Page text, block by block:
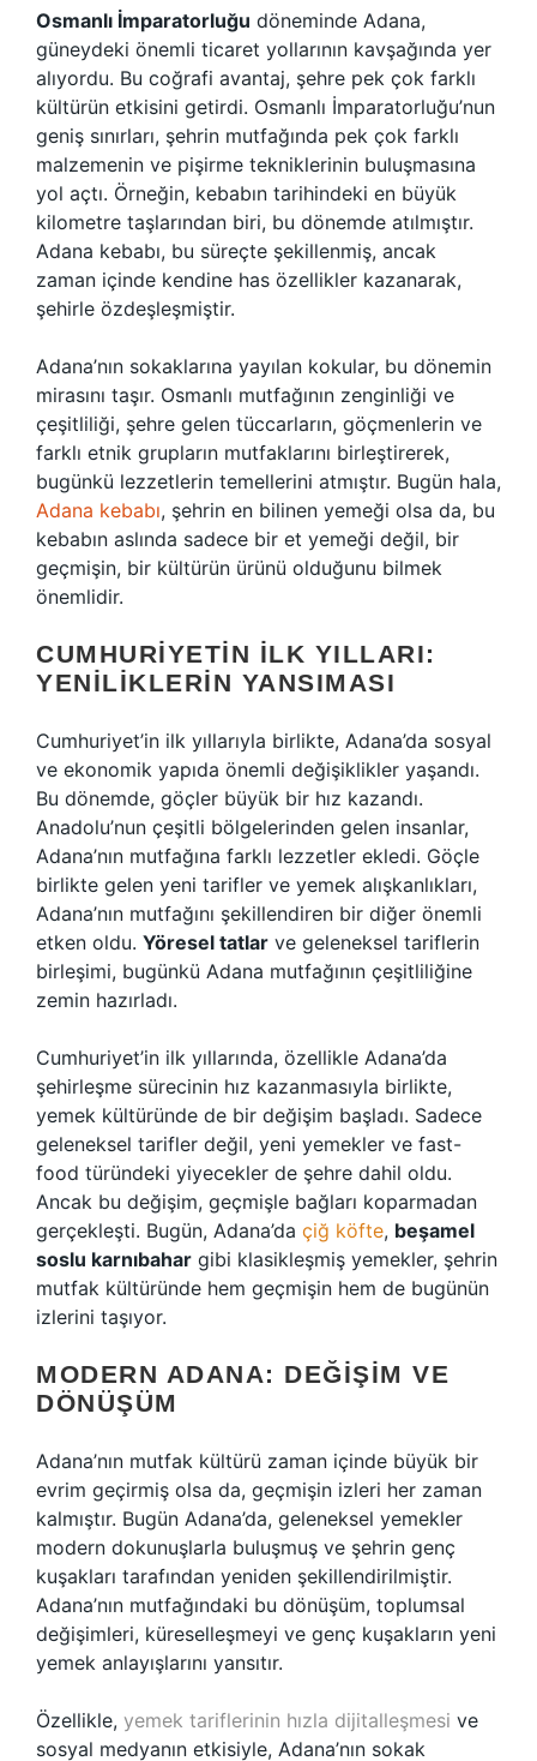
Osmanlı İmparatorluğu döneminde Adana,
güneydeki önemli ticaret yollarının kavşağında yer
alıyordu. Bu coğrafi avantaj, şehre pek çok farklı
kültürün etkisini getirdi. Osmanlı İmparatorluğu’nun
geniş sınırları, şehrin mutfağında pek çok farklı
malzemenin ve pişirme tekniklerinin buluşmasına
yol açtı. Örneğin, kebabın tarihindeki en büyük
kilometre taşlarından biri, bu dönemde atılmıştır.
Adana kebabı, bu süreçte şekillenmiş, ancak
zaman içinde kendine has özellikler kazanarak,
şehirle özdeşleşmiştir.
Adana’nın sokaklarına yayılan kokular, bu dönemin
mirasını taşır. Osmanlı mutfağının zenginliği ve
çeşitliliği, şehre gelen tüccarların, göçmenlerin ve
farklı etnik grupların mutfaklarını birleştirerek,
bugünkü lezzetlerin temellerini atmıştır. Bugün hala,
Adana kebabı, şehrin en bilinen yemeği olsa da, bu
kebabın aslında sadece bir et yemeği değil, bir
geçmişin, bir kültürün ürünü olduğunu bilmek
önemlidir.
CUMHURIYETIN İLK YILLARI:
YENILIKLERIN YANSIMASI
Cumhuriyet’in ilk yıllarıyla birlikte, Adana’da sosyal
ve ekonomik yapıda önemli değişiklikler yaşandı.
Bu dönemde, göçler büyük bir hız kazandı.
Anadolu’nun çeşitli bölgelerinden gelen insanlar,
Adana’nın mutfağına farklı lezzetler ekledi. Göçle
birlikte gelen yeni tarifler ve yemek alışkanlıkları,
Adana’nın mutfağını şekillendiren bir diğer önemli
etken oldu. Yöresel tatlar ve geleneksel tariflerin
birleşimi, bugünkü Adana mutfağının çeşitliliğine
zemin hazırladı.
Cumhuriyet’in ilk yıllarında, özellikle Adana’da
şehirleşme sürecinin hız kazanmasıyla birlikte,
yemek kültüründe de bir değişim başladı. Sadece
geleneksel tarifler değil, yeni yemekler ve fast-
food türündeki yiyecekler de şehre dahil oldu.
Ancak bu değişim, geçmişle bağları koparmadan
gerçekleşti. Bugün, Adana’da çiğ köfte, beşamel
soslu karnıbahar gibi klasikleşmiş yemekler, şehrin
mutfak kültüründe hem geçmişin hem de bugünün
izlerini taşıyor.
MODERN ADANA: DEĞIŞIM VE
DÖNÜŞÜM
Adana’nın mutfak kültürü zaman içinde büyük bir
evrim geçirmiş olsa da, geçmişin izleri her zaman
kalmıştır. Bugün Adana’da, geleneksel yemekler
modern dokunuşlarla buluşmuş ve şehrin genç
kuşakları tarafından yeniden şekillendirilmiştir.
Adana’nın mutfağındaki bu dönüşüm, toplumsal
değişimleri, küreselleşmeyi ve genç kuşakların yeni
yemek anlayışlarını yansıtır.
Özellikle, yemek tariflerinin hızla dijitalleşmesi ve
sosyal medyanın etkisiyle, Adana’nın sokak